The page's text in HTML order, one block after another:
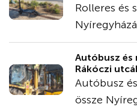
Rolleres és
Autóbusz
Rákóczi
Autóbusz
össze